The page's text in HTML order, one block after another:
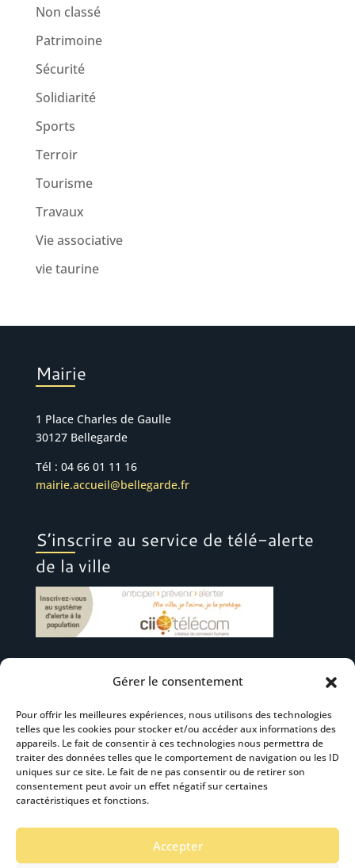
Gérer le consentement
Pour offrir les meilleures expériences, nous utilisons des technologies
telles que les cookies pour stocker et/ou accéder aux informations des
appareils. Le fait de consentir à ces technologies nous permettra de
traiter des données telles que le comportement de navigation ou les ID
uniques sur ce site. Le fait de ne pas consentir ou de retirer son
consentement peut avoir un effet négatif sur certaines
caractéristiques et fonctions.
Accepter
Non classé
Patrimoine
Sécurité
Solidiarité
Sports
Terroir
Tourisme
Travaux
Vie associative
vie taurine
Mairie
1 Place Charles de Gaulle
30127 Bellegarde
Tél : 04 66 01 11 16
mairie.accueil@bellegarde.fr
S’inscrire au service de télé-alerte
de la ville
Suivez-nous
S’abonner à la newsletter